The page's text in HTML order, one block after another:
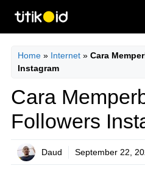
content
Home » Internet » Cara
Instagram
Cara
Followers
Daud September 22,